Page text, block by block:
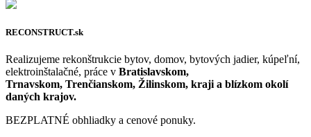
RECONSTRUCT.sk
Realizujeme rekonštrukcie bytov, domov, bytových jadier, kúpeľní,
elektroinštalačné, práce v Bratislavskom,
Trnavskom, Trenčianskom, Žilinskom, kraji a blízkom okolí
daných krajov.
BEZPLATNÉ obhliadky a cenové ponuky.